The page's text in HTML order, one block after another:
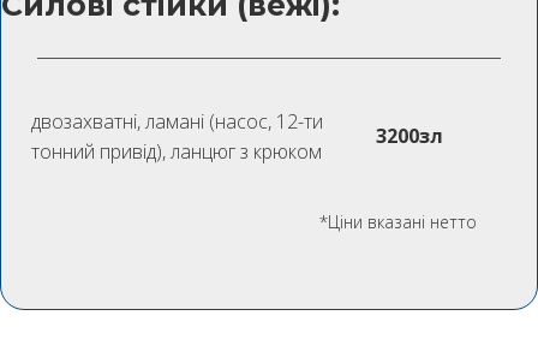
двозахватні, ламані (насос, 12-ти
тонний привід), ланцюг з крюком
3200зл
*Ціни вказані нетто